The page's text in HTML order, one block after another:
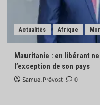
Actualités Afrique
Mauritanie : en libérant
l’exception de son pays
Samuel Prévost 0